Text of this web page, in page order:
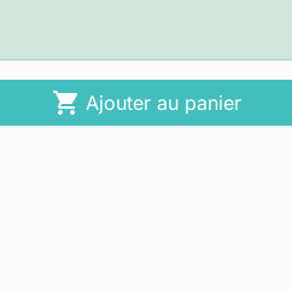
 Ajouter au panier